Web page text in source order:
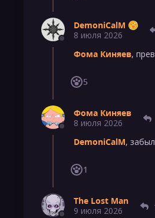
DemoniCalM
8 июля 2026
Фома Киняев,
5
Фома Киняев
8 июля 2026
DemoniCalM,
1
The Lost Man
9 июля 2026